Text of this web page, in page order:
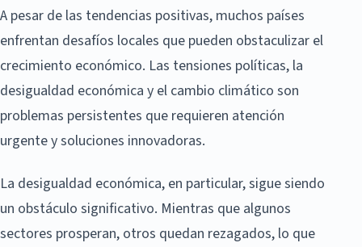
A pesar de las tendencias positivas, muchos países
enfrentan desafíos locales que pueden obstaculizar el
crecimiento económico. Las tensiones políticas, la
desigualdad económica y el cambio climático son
problemas persistentes que requieren atención
urgente y soluciones innovadoras.
La desigualdad económica, en particular, sigue siendo
un obstáculo significativo. Mientras que algunos
sectores prosperan, otros quedan rezagados, lo que